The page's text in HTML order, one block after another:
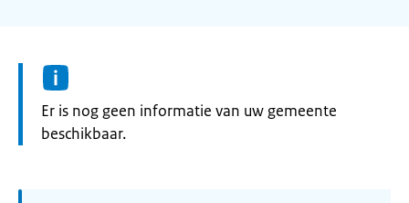
Informatie:
Er is nog geen informatie van uw gemeente
beschikbaar.